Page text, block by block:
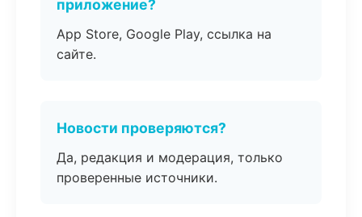
приложение?
App Store, Google Play, ссылка на
сайте.
Новости проверяются?
Да, редакция и модерация, только
проверенные источники.